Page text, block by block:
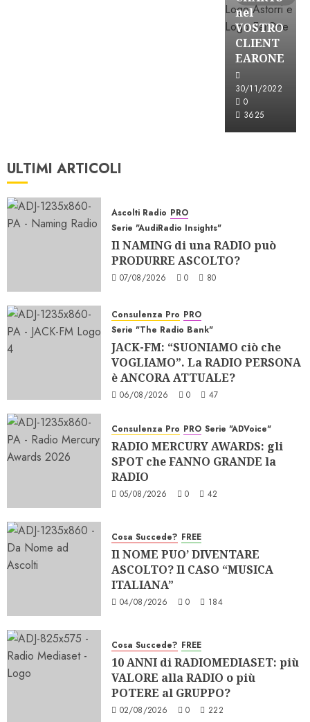
nel
VOSTRO
CLIENT
EARONE
30/11/2022
0
3625
ULTIMI ARTICOLI
Ascolti Radio PRO
Serie "AudiRadio Insights"
Il NAMING di una RADIO può
PRODURRE ASCOLTO?
07/08/2026 0 80
Consulenza Pro PRO
Serie "The Radio Bank"
JACK-FM: “SUONIAMO ciò che
VOGLIAMO”. La RADIO PERSONA
è ANCORA ATTUALE?
06/08/2026 0 47
Consulenza Pro PRO Serie "ADVoice"
RADIO MERCURY AWARDS: gli
SPOT che FANNO GRANDE la
RADIO
05/08/2026 0 42
Cosa Succede? FREE
Il NOME PUO’ DIVENTARE
ASCOLTO? Il CASO “MUSICA
ITALIANA”
04/08/2026 0 184
Cosa Succede? FREE
10 ANNI di RADIOMEDIASET: più
VALORE alla RADIO o più
POTERE al GRUPPO?
02/08/2026 0 222